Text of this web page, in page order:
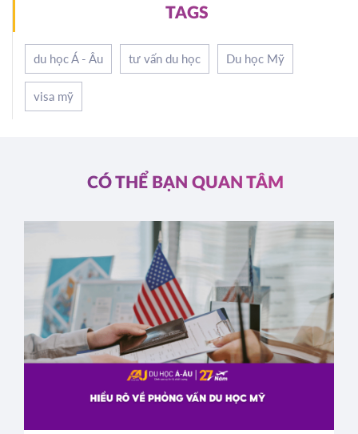
TAGS
du học Á - Âu tư vấn du học Du học Mỹ
visa mỹ
CÓ THỂ BẠN QUAN TÂM